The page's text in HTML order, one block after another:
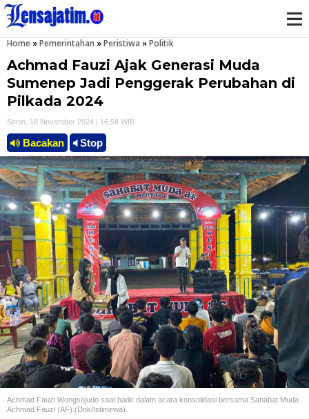
e
Home »Pemerintahan »Peristiwa »Politik
Achmad Fauzi Ajak Generasi Muda
Sumenep Jadi Penggerak Perubahan di
Pilkada 2024
Senin, 18 November 2024 | 16.58 WIB
Bacakan Stop
Achmad Fauzi Wongsojudo saat hadir dalam acara konsolidasi bersama Sahabat Muda
Achmad Fauzi (AF).(Dok/Istimewa).